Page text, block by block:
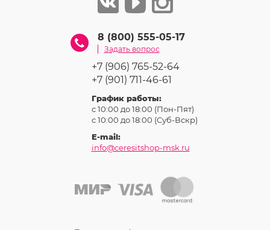
8 (800) 555-05-17
Задать вопрос
+7 (906) 765-52-64
+7 (901) 711-46-61
График работы:
с 10:00 до 18:00 (Пон-Пят)
с 10:00 до 18:00 (Суб-Вcкр)
E-mail:
info@ceresitshop-msk.ru